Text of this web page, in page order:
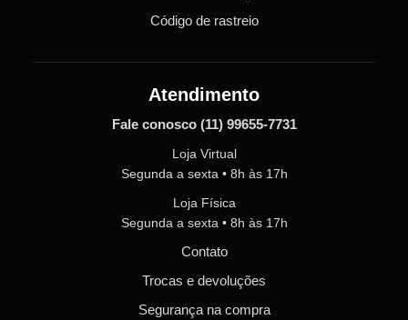
Código de rastreio
Atendimento
Fale conosco (11) 99655-7731
Loja Virtual
Segunda a sexta • 8h às 17h
Loja Física
Segunda a sexta • 8h às 17h
Contato
Trocas e devoluções
Segurança na compra